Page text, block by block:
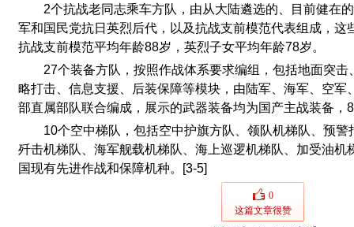
2个抗战老同志乘车方队，由从大陆遴选的、目前健在
军和国民党抗日英烈后代，以及抗战支前模范代表组成，这
抗战支前模范平均年龄88岁，英烈子女平均年龄78岁。
27个装备方队，按照作战体系要求编组，包括地面突
略打击、信息支援、后装保障等模块，由陆军、海军、空军
部直属部队联合编成，展示的武器装备均为国产主战装备，
10个空中梯队，包括空中护旗方队、领队机梯队、预
歼击机梯队、海军舰载机梯队、海上巡逻机梯队、加受油机
国现有先进作战和保障机种。[3-5]
0
这篇文章很赞